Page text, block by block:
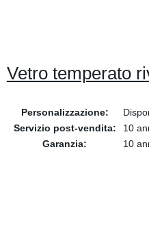
Vetro temperato
Personalizzazione:
Servizio post-vendita:
10
Garanzia:
10